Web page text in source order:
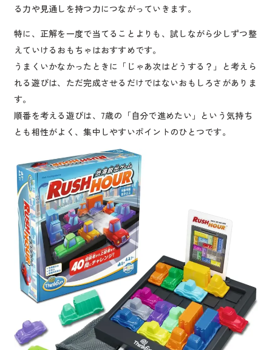
る力や見通しを持つ力につながっていきます。
特に、正解を一度で当てることよりも、試しながら少しずつ整
えていけるおもちゃはおすすめです。
うまくいかなかったときに「じゃあ次はどうする？」と考えら
れる遊びは、ただ完成させるだけではないおもしろさがありま
す。
順番を考える遊びは、7歳の「自分で進めたい」という気持ち
とも相性がよく、集中しやすいポイントのひとつです。